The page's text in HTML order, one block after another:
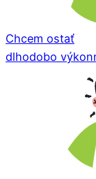
Chcem ostať
dlhodobo